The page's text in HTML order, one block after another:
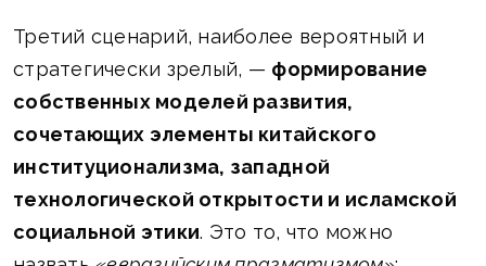
Третий сценарий, наиболее вероятный и
стратегически зрелый, — формирование
собственных моделей развития,
сочетающих элементы китайского
институционализма, западной
технологической открытости и исламской
социальной этики. Это то, что можно